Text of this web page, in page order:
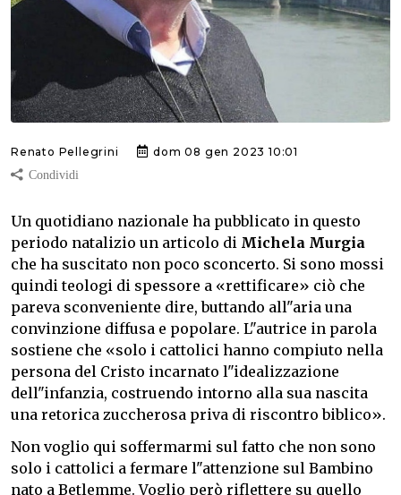
Renato Pellegrini dom 08 gen 2023 10:01
Un quotidiano nazionale ha pubblicato in questo
periodo natalizio un articolo di Michela Murgia
che ha suscitato non poco sconcerto. Si sono mossi
quindi teologi di spessore a «rettificare» ciò che
pareva sconveniente dire, buttando all"aria una
convinzione diffusa e popolare. L"autrice in parola
sostiene che «solo i cattolici hanno compiuto nella
persona del Cristo incarnato l"idealizzazione
dell"infanzia, costruendo intorno alla sua nascita
una retorica zuccherosa priva di riscontro biblico».
Non voglio qui soffermarmi sul fatto che non sono
solo i cattolici a fermare l"attenzione sul Bambino
nato a Betlemme. Voglio però riflettere su quello